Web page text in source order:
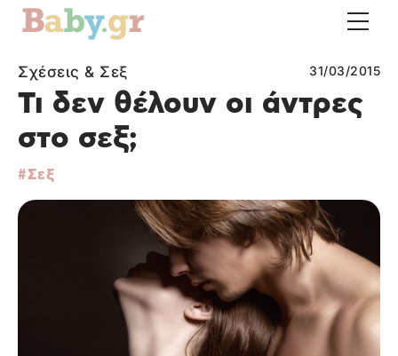
Σχέσεις & Σεξ 31/03/2015
Τι δεν θέλουν οι άντρες
στο σεξ;
Σεξ